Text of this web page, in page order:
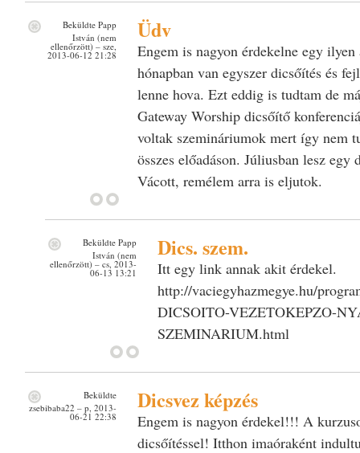
Üdv
Engem is nagyon érdekelne egy
hónapban van egyszer dicsőítés és
lenne hova. Ezt eddig is tudtam de
Gateway Worship dicsőítő
voltak szemináriumok mert így nem
összes előadáson. Júliusban lesz
Vácott, remélem arra is eljutok.
Beküldte Papp
István (nem
ellenőrzött) – sze,
2013-06-12 21:28
Dics. szem.
Itt egy link annak akit érdekel.
http://vaciegyhazmegye.hu/
DICSOITO-VEZETOKEPZO-
SZEMINARIUM.html
Beküldte Papp
István (nem
ellenőrzött) – cs, 2013-
06-13 13:21
Dicsvez képzés
Engem is nagyon érdekel!!! A
dicsőítéssel! Itthon imaóraként
Beküldte
zsebibaba22 – p, 2013-
06-21 22:38